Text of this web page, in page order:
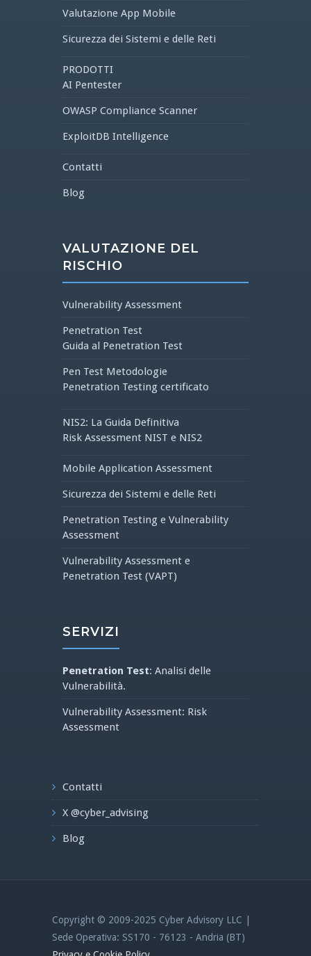
Valutazione App Mobile
Sicurezza dei Sistemi e delle Reti
PRODOTTI
AI Pentester
OWASP Compliance Scanner
ExploitDB Intelligence
Contatti
Blog
VALUTAZIONE DEL
RISCHIO
Vulnerability Assessment
Penetration Test
Guida al Penetration Test
Pen Test Metodologie
Penetration Testing certificato
NIS2: La Guida Definitiva
Risk Assessment NIST e NIS2
Mobile Application Assessment
Sicurezza dei Sistemi e delle Reti
Penetration Testing e Vulnerability
Assessment
Vulnerability Assessment e
Penetration Test (VAPT)
SERVIZI
Penetration Test: Analisi delle
Vulnerabilità.
Vulnerability Assessment: Risk
Assessment
Contatti
X @cyber_advising
Blog
Copyright © 2009-2025 Cyber Advisory LLC |
Sede Operativa: SS170 - 76123 - Andria (BT)